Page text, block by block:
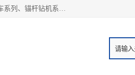
江西鑫通机械制造有限公司主营产品：履带装载机（扒渣机）系列、凿岩台车系列、湿喷台车系列、采矿台车系列、锚杆钻机系列、梭式矿车系列、电机车系列、砼搅拌运输车系列及后配套系列。公司在不断提升自身技术研发能力的同时引进德国、瑞典等国外先进技术和工艺，广泛征询用户意见，扬长避短，日趋完善和成熟，赢得了广大用户的青睐。